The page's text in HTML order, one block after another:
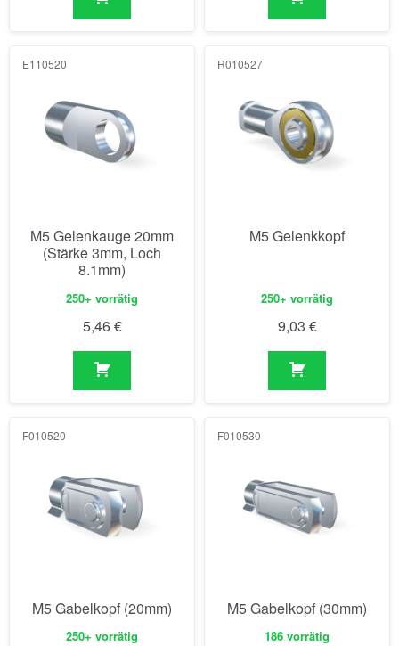
E110520
M5 Gelenkauge 20mm
(Stärke 3mm, Loch
8.1mm)
250+ vorrätig
5,46€
R010527
M5 Gelenkkopf
250+ vorrätig
9,03 €
F010520
M5 Gabelkopf (20mm)
250+ vorrätig
F010530
M5 Gabelkopf (30mm)
186 vorrätig